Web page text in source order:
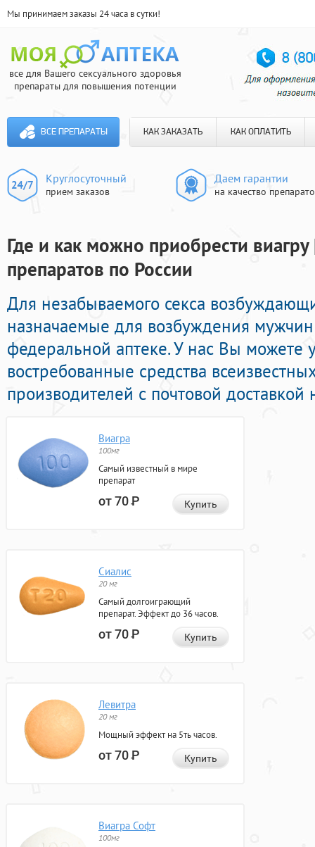
Мы принимаем заказы 24 часа в сутки!
все для Вашего сексуального здоровья
препараты для повышения потенции
ВСЕ ПРЕПАРАТЫ КАК ЗАКАЗАТЬ КАК ОПЛАТИТЬ
Круглосуточный
прием заказов
Даем гарантии
на качество
Где и как можно приобрести виагру
препаратов по России
Для незабываемого секса
назначаемые для возбуждения
федеральной аптеке. У нас Вы
востребованные средства
производителей с почтовой
Виагра
100мг
Самый известный в мире
препарат
от 70Р Купить
Сиалис
20 мг
Самый долгоиграющий
препарат. Эффект до 36 часов.
от 70Р Купить
Левитра
20 мг
Мощный эффект на 5ть часов.
от 70Р Купить
Виагра Софт
100мг